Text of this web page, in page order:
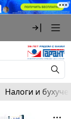
Налоги и